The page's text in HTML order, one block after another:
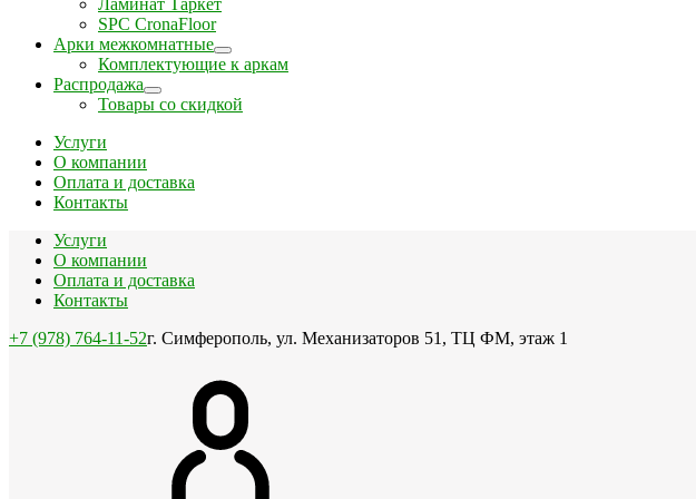
Ламинат Таркет
SPC CronaFloor
Арки межкомнатные
Комплектующие к аркам
Распродажа
Товары со скидкой
Услуги
О компании
Оплата и доставка
Контакты
Услуги
О компании
Оплата и доставка
Контакты
+7 (978) 764-11-52г. Симферополь, ул. Механизаторов 51, ТЦ ФМ, этаж 1